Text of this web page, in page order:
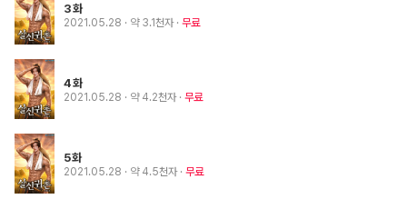
3화
2021.05.28 · 약 3.1천자 무료
4화
2021.05.28 · 약 4.2천자 무료
5화
2021.05.28 · 약 4.5천자 무료